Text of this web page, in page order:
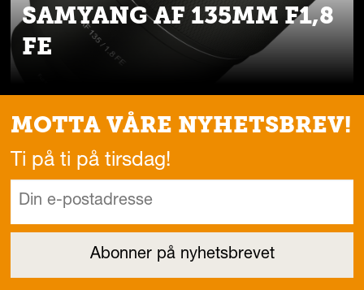
SAMYANG AF 135MM F1,8
FE
MOTTA VÅRE NYHETSBREV!
Ti på ti på tirsdag!